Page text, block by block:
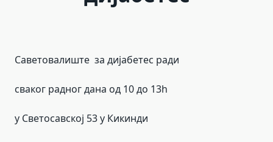
Саветовалиште за дијабетес ради
сваког радног дана од 10 до 13h
у Светосавској 53 у Кикинди